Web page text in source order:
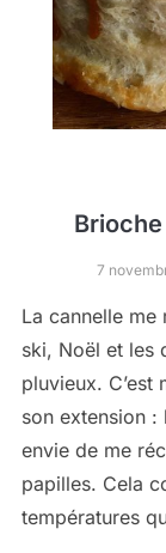
7
La cannelle me
ski, Noël et les
pluvieux.
son extension :
envie de me
papilles. Cela
températures